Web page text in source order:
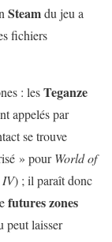
Steamdu jeu a
fichiers
: lesTeganze
appelés par
se trouve
» pourWorld of
) ; il paraît donc
futures zones
peut laisser